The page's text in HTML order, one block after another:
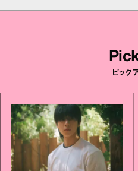
ピック